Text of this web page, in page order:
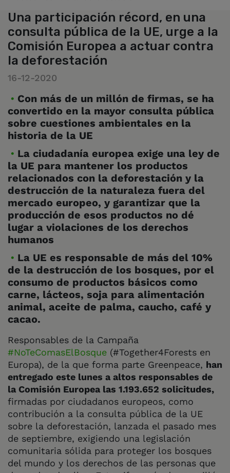
Una participación récord, en una
consulta pública de la UE, urge a la
Comisión Europea a actuar contra
la deforestación
16-12-2020
Con más de un millón de firmas, se ha
convertido en la mayor consulta pública
sobre cuestiones ambientales en la
historia de la UE
La ciudadanía europea exige una ley de
la UE para mantener los productos
relacionados con la deforestación y la
destrucción de la naturaleza fuera del
mercado europeo, y garantizar que la
producción de esos productos no dé
lugar a violaciones de los derechos
humanos
La UE es responsable de más del 10%
de la destrucción de los bosques, por el
consumo de productos básicos como
carne, lácteos, soja para alimentación
animal, aceite de palma, caucho, café y
cacao.
Responsables de la Campaña
#NoTeComasElBosque (#Together4Forests en
Europa), de la que forma parte Greenpeace, han
entregado este lunes a altos responsables de
la Comisión Europea las 1.193.652 solicitudes,
firmadas por ciudadanos europeos, como
contribución a la consulta pública de la UE
sobre la deforestación, lanzada el pasado mes
de septiembre, exigiendo una legislación
comunitaria sólida para proteger los bosques
del mundo y los derechos de las personas que